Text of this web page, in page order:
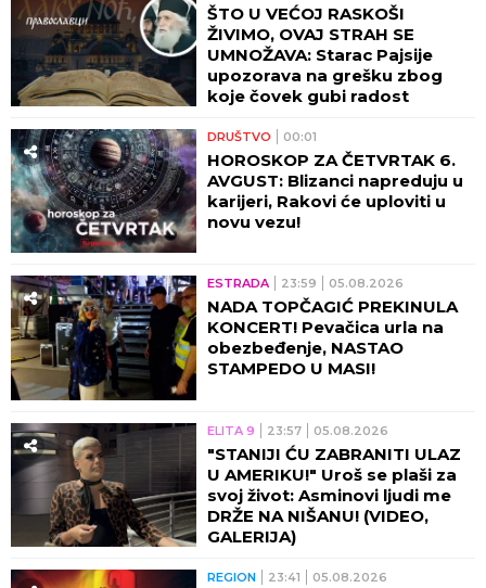
ŠTO U VEĆOJ RASKOŠI
ŽIVIMO, OVAJ STRAH SE
UMNOŽAVA: Starac Pajsije
upozorava na grešku zbog
koje čovek gubi radost
DRUŠTVO 00:01
HOROSKOP ZA ČETVRTAK 6.
AVGUST: Blizanci napreduju u
karijeri, Rakovi će uploviti u
novu vezu!
ESTRADA 23:59 05.08.2026
NADA TOPČAGIĆ PREKINULA
KONCERT! Pevačica urla na
obezbeđenje, NASTAO
STAMPEDO U MASI!
ELITA 9 23:57 05.08.2026
"STANIJI ĆU ZABRANITI ULAZ
U AMERIKU!" Uroš se plaši za
svoj život: Asminovi ljudi me
DRŽE NA NIŠANU! (VIDEO,
GALERIJA)
REGION 23:41 05.08.2026